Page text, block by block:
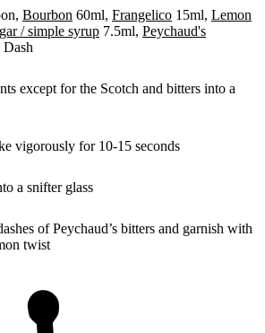
Bourbon 60ml, Frangelico 15ml, Lemon
/ simple syrup 7.5ml, Peychaud's
Dash
except for the Scotch and bitters into a
vigorously for 10-15 seconds
a snifter glass
of Peychaud’s bitters and garnish with
twist